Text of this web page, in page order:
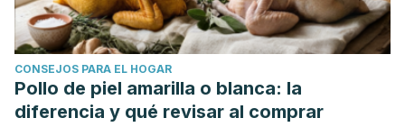
CONSEJOS PARA EL HOGAR
Pollo de piel amarilla o blanca: la
diferencia y qué revisar al comprar